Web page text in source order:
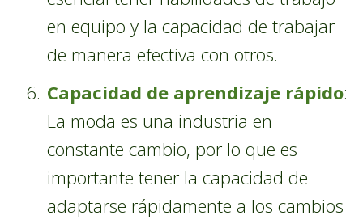
en equipo y la capacidad de trabajar
de manera efectiva con otros.
Capacidad de aprendizaje rápido:
La moda es una industria en
constante cambio, por lo que es
importante tener la capacidad de
adaptarse rápidamente a los cambios